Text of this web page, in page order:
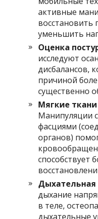
активные
восстановить
уменьшить
Оценка
исследуют
дисбалансов,
причиной
существенно
Мягкие
Манипуляции
фасциями
органов)
способствует
Дыхательная
дыхание
в теле,
дыхательные